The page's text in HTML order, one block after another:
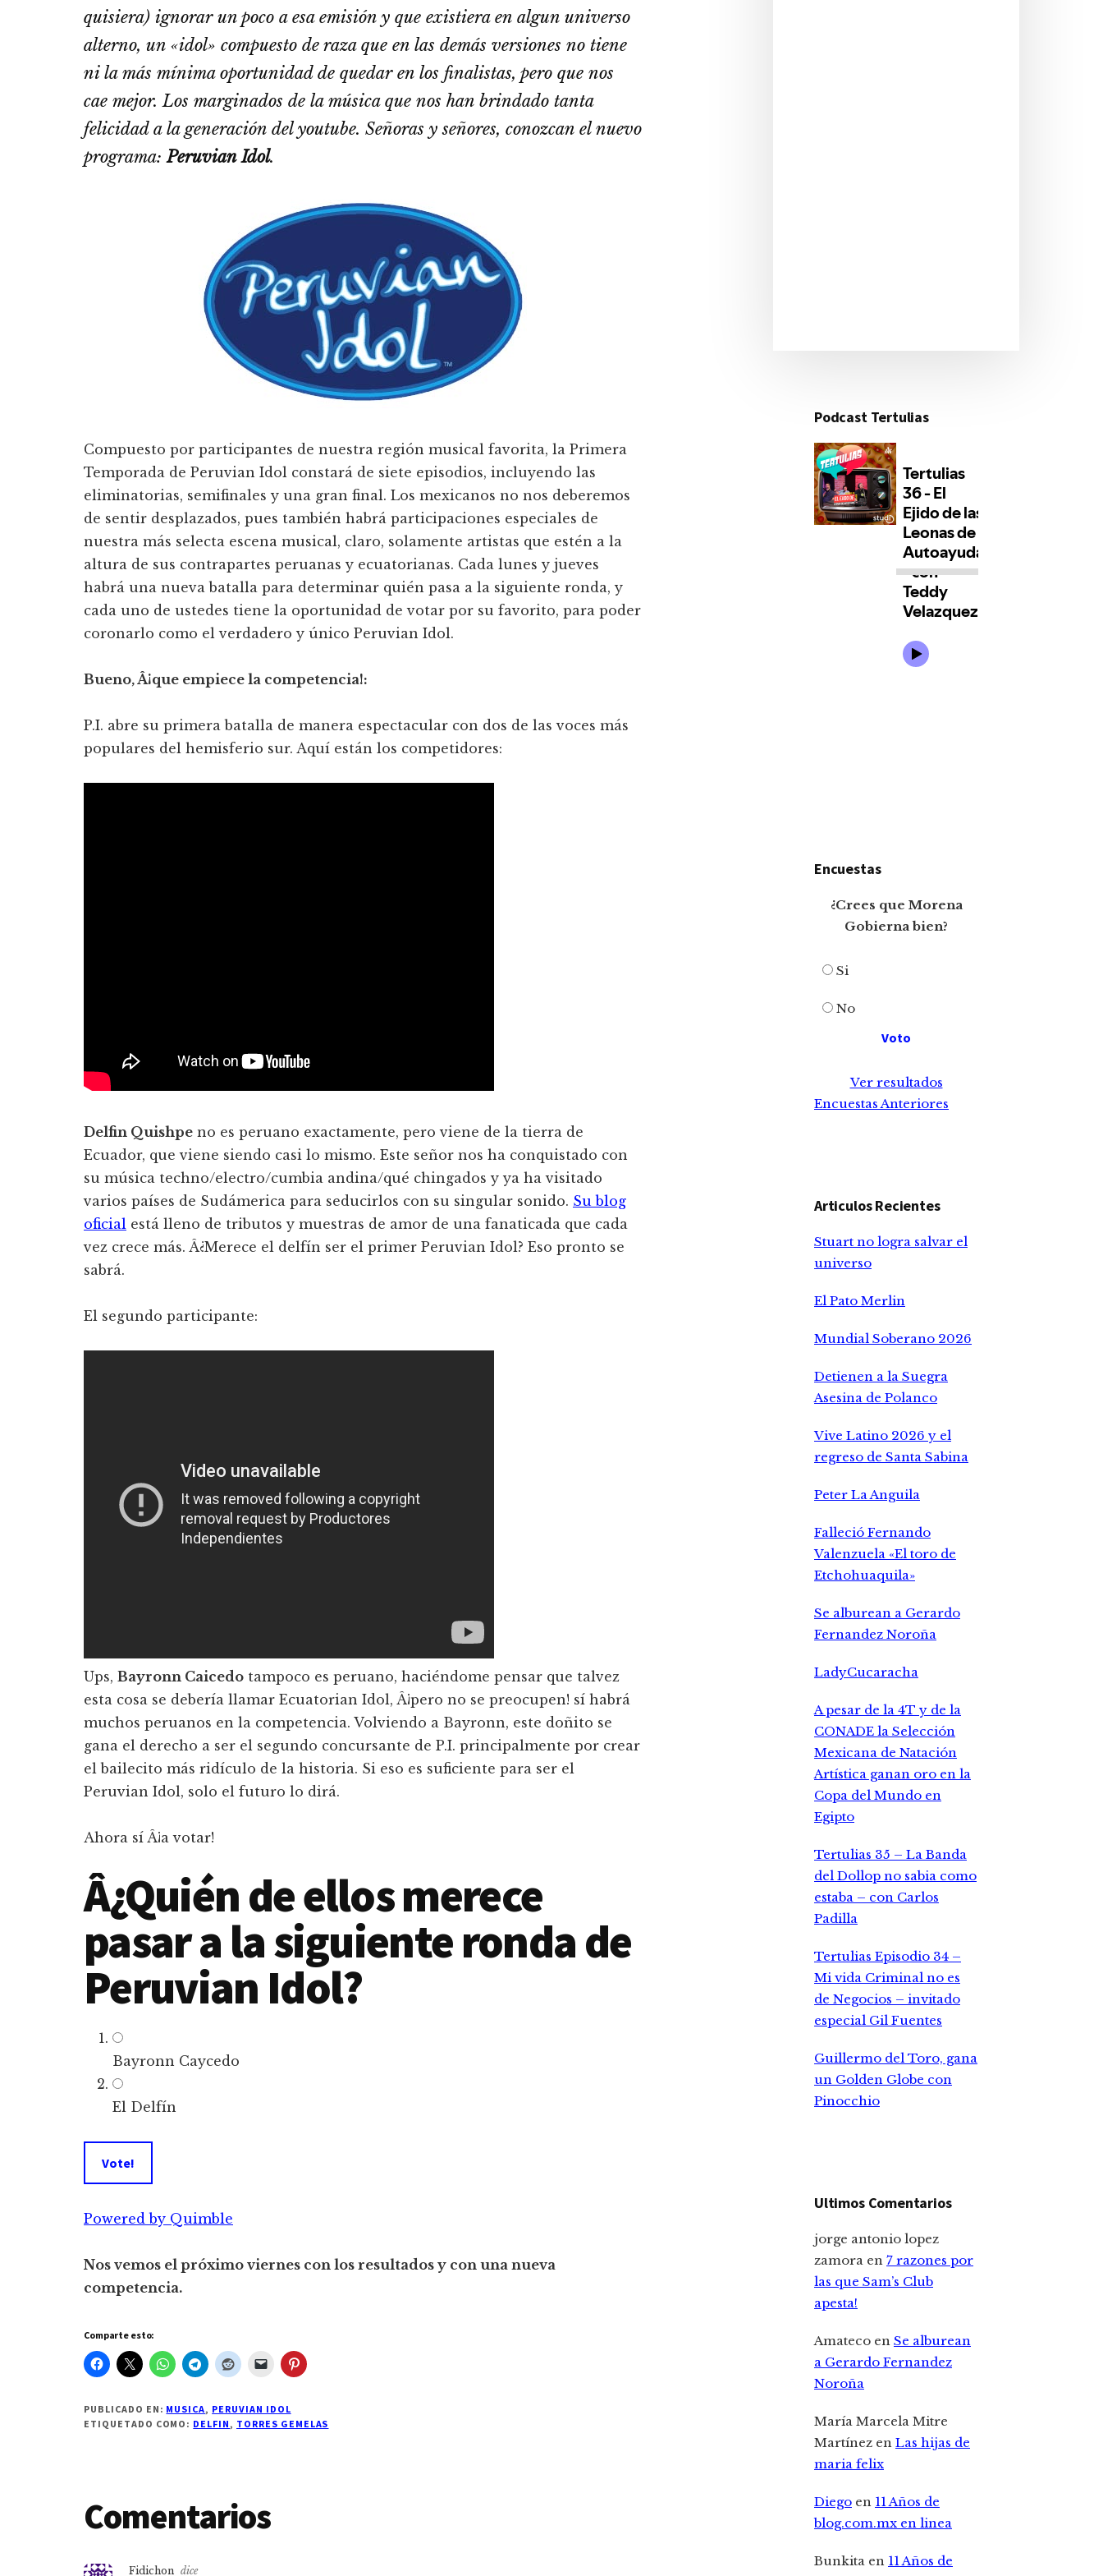
quisiera) ignorar un poco a esa emisión y que existiera en algun universo
alterno, un «idol» compuesto de raza que en las demás versiones no tiene
ni la más mí­nima oportunidad de quedar en los finalistas, pero que nos
cae mejor. Los marginados de la música que nos han brindado tanta
felicidad a la generación del youtube. Señoras y señores, conozcan el nuevo
programa:Peruvian Idol.
Compuesto por participantes de nuestra región musical favorita, la Primera
Temporada de Peruvian Idol constará de siete episodios, incluyendo las
eliminatorias, semifinales y una gran final. Los mexicanos no nos deberemos
de sentir desplazados, pues también habrá participaciones especiales de
nuestra más selecta escena musical, claro, solamente artistas que estén a la
altura de sus contrapartes peruanas y ecuatorianas. Cada lunes y jueves
habrá una nueva batalla para determinar quién pasa a la siguiente ronda, y
cada uno de ustedes tiene la oportunidad de votar por su favorito, para poder
coronarlo como el verdadero y único Peruvian Idol.
Bueno, Â¡que empiece la competencia!:
P.I. abre su primera batalla de manera espectacular con dos de las voces más
populares del hemisferio sur. Aquí­ están los competidores:
Delfin Quishpe no es peruano exactamente, pero viene de la tierra de
Ecuador, que viene siendo casi lo mismo. Este señor nos ha conquistado con
su música techno/electro/cumbia andina/qué chingados y ya ha visitado
varios paí­ses de Sudámerica para seducirlos con su singular sonido. Su blog
oficial está lleno de tributos y muestras de amor de una fanaticada que cada
vez crece más. Â¿Merece el delfí­n ser el primer Peruvian Idol? Eso pronto se
sabrá.
El segundo participante:
Ups, Bayronn Caicedo tampoco es peruano, haciéndome pensar que talvez
esta cosa se deberí­a llamar Ecuatorian Idol, Â¡pero no se preocupen! sí­ habrá
muchos peruanos en la competencia. Volviendo a Bayronn, este doñito se
gana el derecho a ser el segundo concursante de P.I. principalmente por crear
el bailecito más ridí­culo de la historia. Si eso es suficiente para ser el
Peruvian Idol, solo el futuro lo dirá.
Ahora sí­ Â¡a votar!
Â¿Quién de ellos merece
pasar a la siguiente ronda de
Peruvian Idol?
Bayronn Caycedo
El Delfí­n
Powered by Quimble
Nos vemos el próximo viernes con los resultados y con una nueva
competencia.
Comparte esto:
PUBLICADO EN: MUSICA, PERUVIAN IDOL
ETIQUETADO COMO: DELFIN, TORRES GEMELAS
Interacciones
con
Comentarios
Fidichon dice
Podcast Tertulias
Encuestas
¿Crees que Morena
Gobierna bien?
Si
No
Ver resultados
Encuestas Anteriores
Articulos Recientes
Stuart no logra salvar el
universo
El Pato Merlin
Mundial Soberano 2026
Detienen a la Suegra
Asesina de Polanco
Vive Latino 2026 y el
regreso de Santa Sabina
Peter La Anguila
Falleció Fernando
Valenzuela «El toro de
Etchohuaquila»
Se alburean a Gerardo
Fernandez Noroña
LadyCucaracha
A pesar de la 4T y de la
CONADE la Selección
Mexicana de Natación
Artística ganan oro en la
Copa del Mundo en
Egipto
Tertulias 35 – La Banda
del Dollop no sabia como
estaba – con Carlos
Padilla
Tertulias Episodio 34 –
Mi vida Criminal no es
de Negocios – invitado
especial Gil Fuentes
Guillermo del Toro, gana
un Golden Globe con
Pinocchio
Ultimos Comentarios
jorge antonio lopez
zamora en 7 razones por
las que Sam’s Club
apesta!
Amateco en Se alburean
a Gerardo Fernandez
Noroña
María Marcela Mitre
Martínez en Las hijas de
maria felix
Diego en 11 Años de
blog.com.mx en linea
Bunkita en 11 Años de